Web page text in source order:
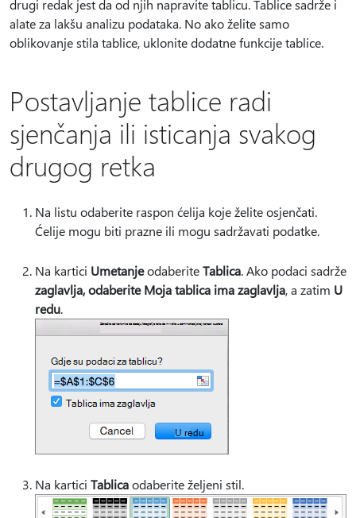
drugi redak jest da od njih napravite tablicu. Tablice sadrže i
alate za lakšu analizu podataka. No ako želite samo
oblikovanje stila tablice, uklonite dodatne funkcije tablice.
Postavljanje tablice radi
sjenčanja ili isticanja svakog
drugog retka
Na listu odaberite raspon ćelija koje želite osjenčati.
Ćelije mogu biti prazne ili mogu sadržavati podatke.
Na kartici UmetanjeodaberiteTablica. Ako podaci sadrže
zaglavlja, odaberite Moja tablica ima zaglavlja, a zatim U
redu.
Na kartici Tablicaodaberite željeni stil.